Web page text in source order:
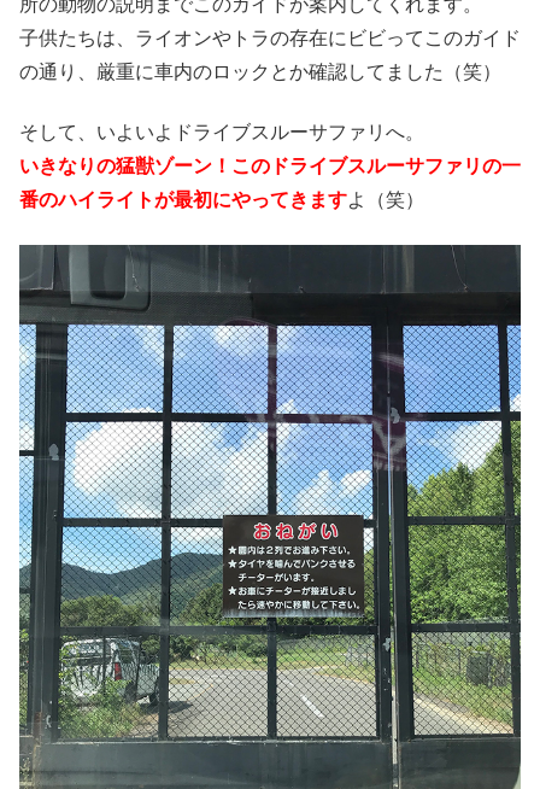
子供たちは、ライオンやトラの存在にビビってこのガイド
の通り、厳重に車内のロックとか確認してました（笑）
そして、いよいよドライブスルーサファリへ。
いきなりの猛獣ゾーン！このドライブスルーサファリの一
番のハイライトが最初にやってきますよ（笑）